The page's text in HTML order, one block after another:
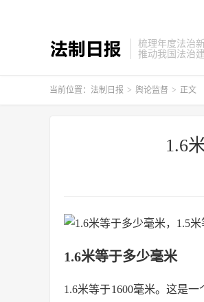
梳理年度法治
推动我国法治
当前位置： 法制日报 > 舆论监督 > 正文
1.6
1.6米等于多少毫米
1.6米等于1600毫米。这是